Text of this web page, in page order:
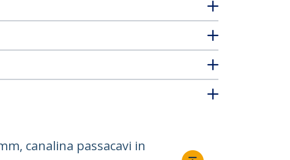
canalina passacavi in